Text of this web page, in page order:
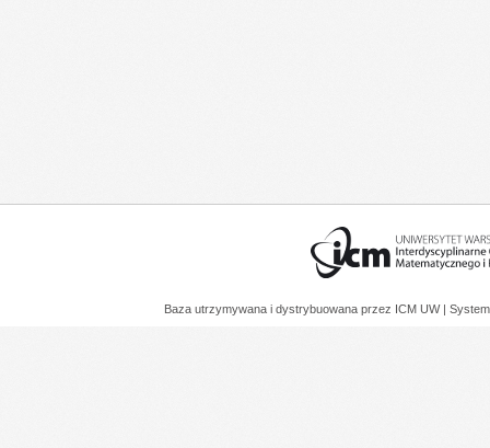
Baza utrzymywana i dystrybuowana przez ICM UW |